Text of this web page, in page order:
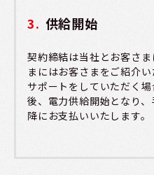
供給開始
契約締結は当社とお客さ
まにはお客さまをご紹介
サポートをしていただく
後、電力供給開始となり
降にお支払いいたします。